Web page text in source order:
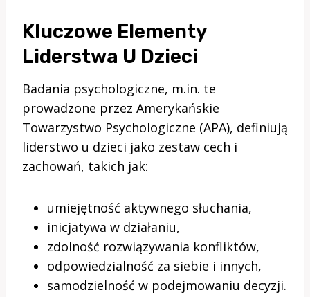
Kluczowe Elementy
Liderstwa U Dzieci
Badania psychologiczne, m.in. te
prowadzone przez Amerykańskie
Towarzystwo Psychologiczne (APA), definiują
liderstwo u dzieci jako zestaw cech i
zachowań, takich jak:
umiejętność aktywnego słuchania,
inicjatywa w działaniu,
zdolność rozwiązywania konfliktów,
odpowiedzialność za siebie i innych,
samodzielność w podejmowaniu decyzji.